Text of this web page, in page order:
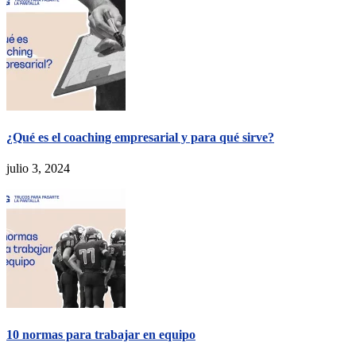
¿Qué es el coaching empresarial y para qué sirve?
julio 3, 2024
10 normas para trabajar en equipo